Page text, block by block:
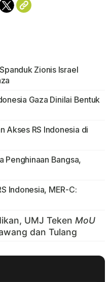
Zionis Israel
Gaza Dinilai Bentuk
Akses RS Indonesia di
Penghinaan Bangsa,
Indonesia, MER-C: